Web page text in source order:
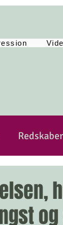
Redskaber
Tankemylder